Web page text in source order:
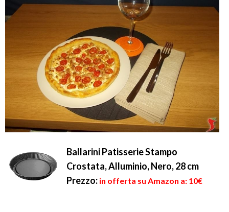
Ballarini Patisserie Stampo
Crostata, Alluminio, Nero, 28 cm
Prezzo: in offerta su Amazon a: 10€